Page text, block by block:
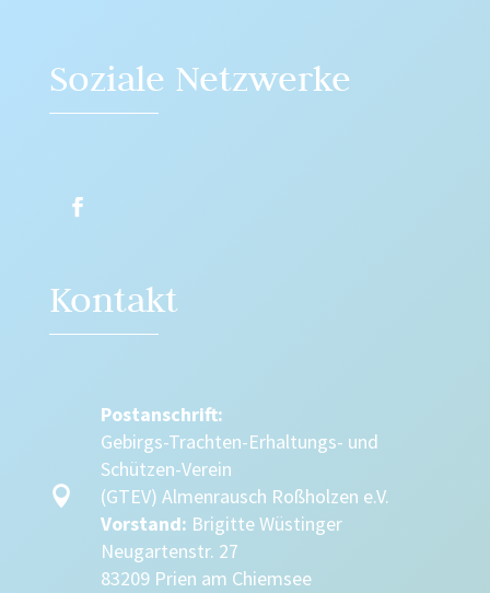
Soziale Netzwerke
Kontakt

Postanschrift:
Gebirgs-Trachten-Erhaltungs- und
Schützen-Verein
(GTEV) Almenrausch Roßholzen e.V.
Vorstand: Brigitte Wüstinger
Neugartenstr. 27
83209 Prien am Chiemsee